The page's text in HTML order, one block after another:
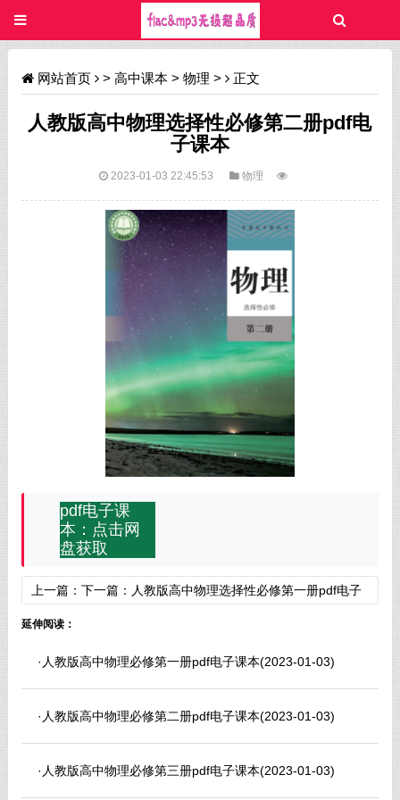
网站首页 > 高中课本> 物理 > 正文
人教版高中物理选择性必修第二册pdf电
子课本
2023-01-03 22:45:53 物理
pdf电子课
本：点击网
盘获取
上一篇： 下一篇： 人教版高中物理选择性必修第一册pdf电子
课本
延伸阅读：
· 人教版高中物理必修第一册pdf电子课本(2023-01-03)
· 人教版高中物理必修第二册pdf电子课本(2023-01-03)
· 人教版高中物理必修第三册pdf电子课本(2023-01-03)